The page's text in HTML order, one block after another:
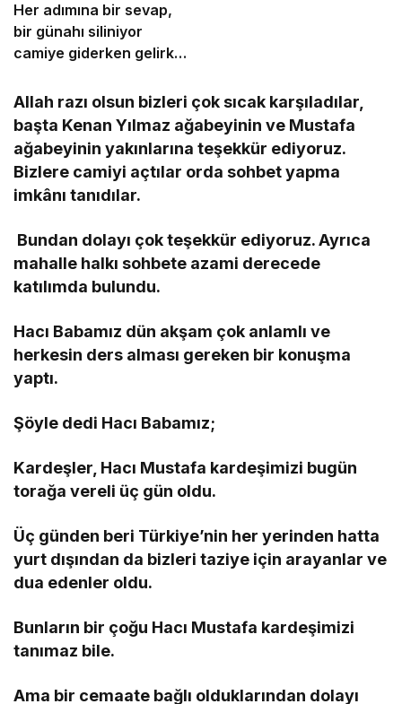
Her adımına bir sevap,
bir günahı siliniyor
camiye giderken gelirken
namazın garantisi var.
Allah razı olsun bizleri çok sıcak karşıladılar,
başta Kenan Yılmaz ağabeyinin ve Mustafa
ağabeyinin yakınlarına teşekkür ediyoruz.
Bizlere camiyi açtılar orda sohbet yapma
imkânı tanıdılar.
Bundan dolayı çok teşekkür ediyoruz. Ayrıca
mahalle halkı sohbete azami derecede
katılımda bulundu.
Hacı Babamız dün akşam çok anlamlı ve
herkesin ders alması gereken bir konuşma
yaptı.
Şöyle dedi Hacı Babamız;
Kardeşler, Hacı Mustafa kardeşimizi bugün
torağa vereli üç gün oldu.
Üç günden beri Türkiye’nin her yerinden hatta
yurt dışından da bizleri taziye için arayanlar ve
dua edenler oldu.
Bunların bir çoğu Hacı Mustafa kardeşimizi
tanımaz bile.
Ama bir cemaate bağlı olduklarından dolayı